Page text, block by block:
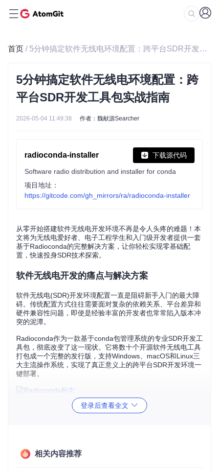
首页 / 5分钟搞定软件无线电环境配置：跨平台SDR开发工具包实战指南
5分钟搞定软件无线电环境配置：跨
平台SDR开发工具包实战指南
2026-05-04 11:49:38 作者：魏献源Searcher
radioconda-installer 下载源代码
Software radio distribution and installer for conda
项目地址：
https://gitcode.com/gh_mirrors/ra/radioconda-installer
从零开始搭建软件无线电开发环境不再是令人头疼的难题！本
文将为无线电爱好者、电子工程学生和入门级开发者提供一套
基于Radioconda的完整解决方案，让你轻松实现零基础配
置，快速投身SDR技术探索。
软件无线电开发的痛点与解决方案
软件无线电(SDR)开发环境配置一直是阻碍新手入门的最大障
碍。传统配置方式往往需要面对复杂的依赖关系、平台差异和
硬件兼容性问题，即使是经验丰富的开发者也常常陷入版本冲
突的泥潭。
Radioconda作为一款基于conda包管理系统的专业SDR开发工
具包，彻底改变了这一现状。它将数十个开源软件无线电工具
打包成一个完整的发行版，支持Windows、macOS和Linux三
大主流操作系统，实现了真正意义上的跨平台SDR开发环境一
键部署。
Radioconda核心优势解析
登录后查看全文
相关内容推荐